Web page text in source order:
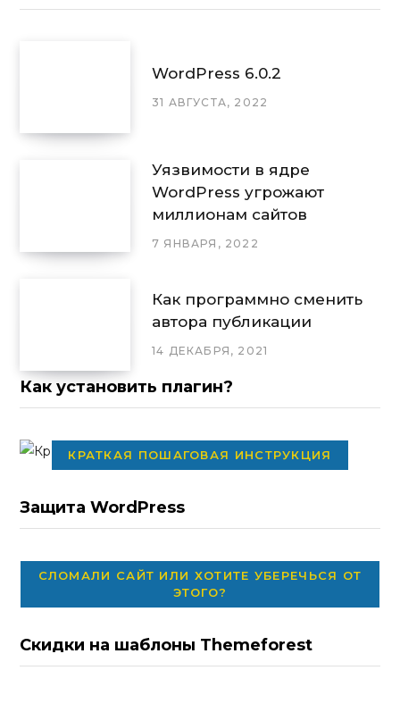
WordPress 6.0.2
31 АВГУСТА, 2022
Уязвимости в ядре
WordPress угрожают
миллионам сайтов
7 ЯНВАРЯ, 2022
Как программно сменить
автора публикации
14 ДЕКАБРЯ, 2021
Как установить плагин?
КРАТКАЯ ПОШАГОВАЯ ИНСТРУКЦИЯ
Защита WordPress
СЛОМАЛИ САЙТ ИЛИ ХОТИТЕ УБЕРЕЧЬСЯ ОТ
ЭТОГО?
Скидки на шаблоны Themeforest